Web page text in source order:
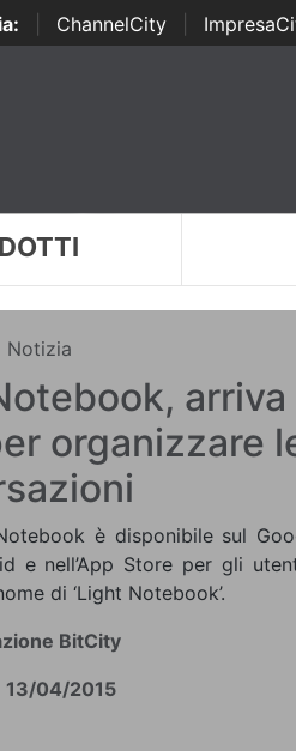
ChannelCity
Notizia
arriva
organizzare
è disponibile sul
e nell’App Store per gli
di ‘Light Notebook’.
BitCity
13/04/2015